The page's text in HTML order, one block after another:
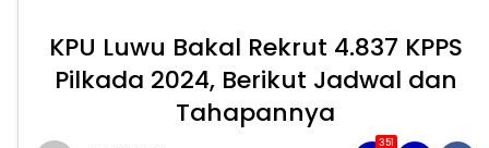
KPU Luwu Bakal Rekrut 4.837 KPPS
Pilkada 2024, Berikut Jadwal dan
Tahapannya
351